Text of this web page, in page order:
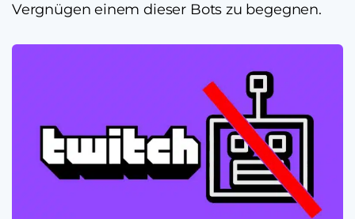
Vergnügen einem dieser Bots zu begegnen.